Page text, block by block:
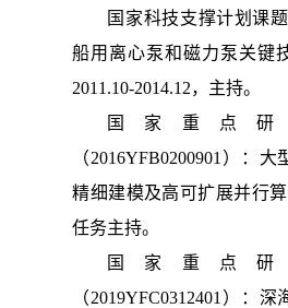
国家科技支撑计划课题
船用离心泵和磁力泵关键
2011.10-2014.12，主持。
国家重点
（2016YFB0200901）：
精细建模及高可扩展并行算
任务主持。
国家重点
（2019YFC0312401）：